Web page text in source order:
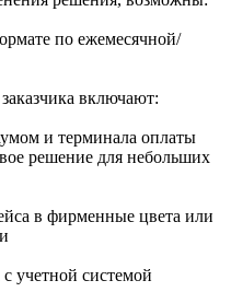
по ежемесячной/
включают:
и терминала оплаты
решение для небольших
в фирменные цвета или
учетной системой